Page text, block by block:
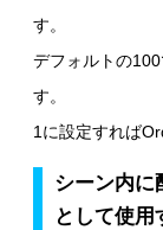
す。
デフォルトの
す。
1に設定すれば
シーン内に
として使用